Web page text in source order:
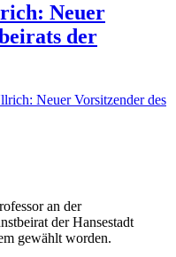
Neuer
der
an der
der Hansestadt
gewählt worden.